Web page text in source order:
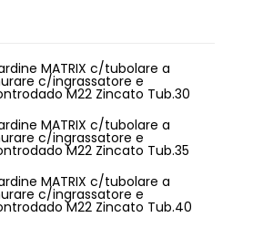
MATRIX c/tubolare a
c/ingrassatore e
M22 Zincato Tub.30
MATRIX c/tubolare a
c/ingrassatore e
M22 Zincato Tub.35
MATRIX c/tubolare a
c/ingrassatore e
M22 Zincato Tub.40